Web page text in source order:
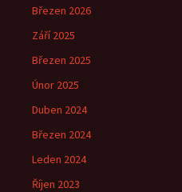
Březen 2026
Září 2025
Březen 2025
Únor 2025
Duben 2024
Březen 2024
Leden 2024
Říjen 2023